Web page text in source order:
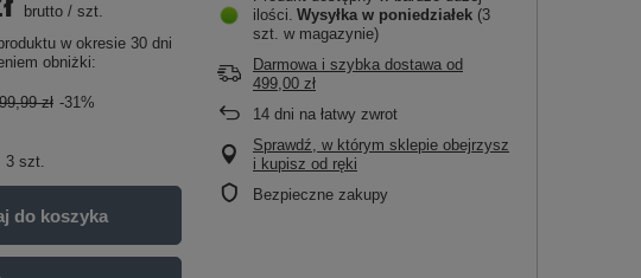
brutto / szt.
w okresie 30 dni
obniżki:
99,99 zł -31%
3 szt.
do koszyka
ilości Wysyłka w poniedziałek (3
szt. w magazynie)
Darmowa i szybka dostawa od
499,00 zł
14 dni na łatwy zwrot
Sprawdź, w którym sklepie obejrzysz
i kupisz od ręki
Bezpieczne zakupy